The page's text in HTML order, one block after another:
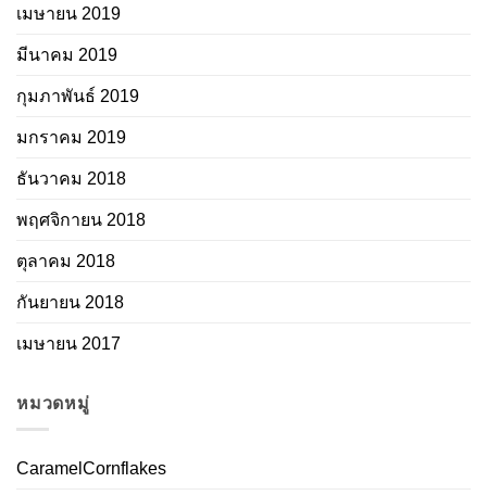
เมษายน 2019
มีนาคม 2019
กุมภาพันธ์ 2019
มกราคม 2019
ธันวาคม 2018
พฤศจิกายน 2018
ตุลาคม 2018
กันยายน 2018
เมษายน 2017
หมวดหมู่
CaramelCornflakes